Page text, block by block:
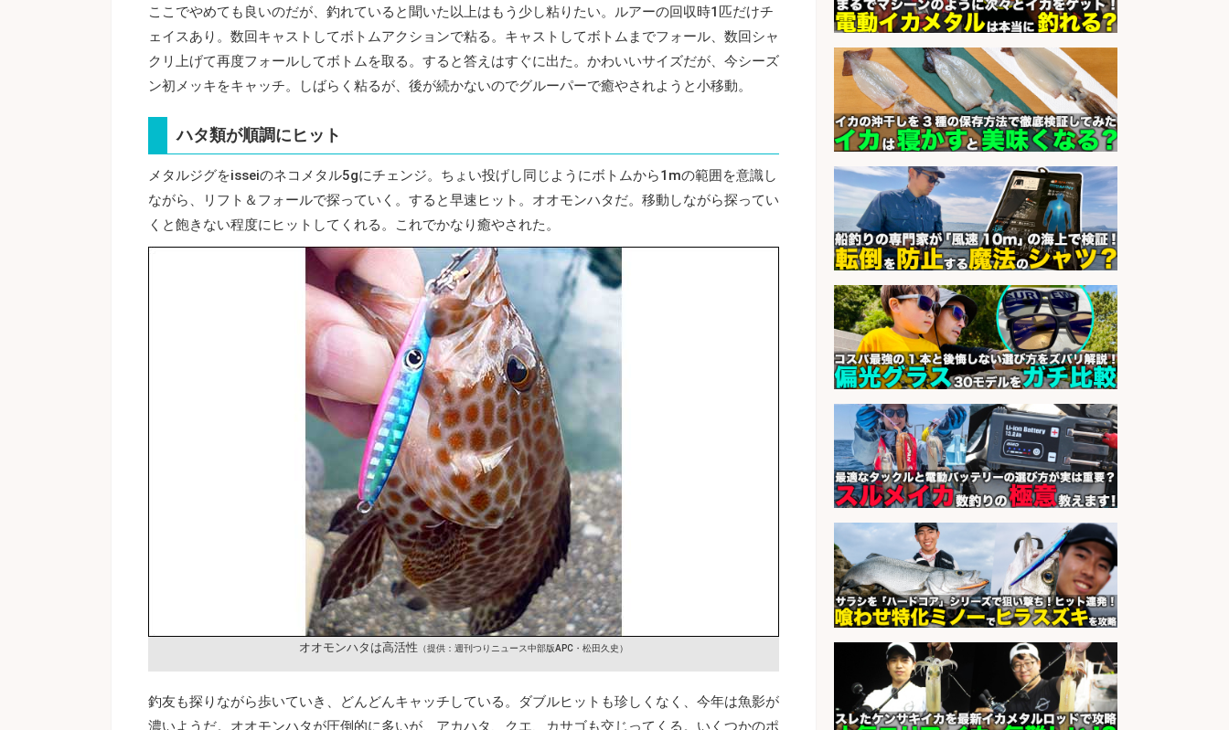
ここでやめても良いのだが、釣れていると聞いた以上はもう少し粘りたい。ルアーの回収時1匹だけチ
ェイスあり。数回キャストしてボトムアクションで粘る。キャストしてボトムまでフォール、数回シャ
クリ上げて再度フォールしてボトムを取る。すると答えはすぐに出た。かわいいサイズだが、今シーズ
ン初メッキをキャッチ。しばらく粘るが、後が続かないのでグルーパーで癒やされようと小移動。
ハタ類が順調にヒット
メタルジグをisseiのネコメタル5gにチェンジ。ちょい投げし同じようにボトムから1mの範囲を意識し
ながら、リフト＆フォールで探っていく。すると早速ヒット。オオモンハタだ。移動しながら探ってい
くと飽きない程度にヒットしてくれる。これでかなり癒やされた。
オオモンハタは高活性 （提供：週刊つりニュース中部版APC・松田久史）
釣友も探りながら歩いていき、どんどんキャッチしている。ダブルヒットも珍しくなく、今年は魚影が
濃いようだ。オオモンハタが圧倒的に多いが、アカハタ、クエ、カサゴも交じってくる。いくつかのポ
sponsored by 求人ボックス
魚のプロとして活躍食を支える「鮮
魚加工・販売スタッフ」
会社名 株式会社一号舘
sponsored by 求人ボックス
コンビニ/広島県/調理なし・軽作業
スタート お魚のパック詰め 品出し/
週4日から勤務OK/希望休が取得で
きる
会社名 株式会社ホットスタッフ五日市
sponsored by 求人ボックス
大手釣り具メーカー 電動リールの機
械設計/NX/44万～
会社名
パーソル エクセル HRパートナ
ーズ株式会社
sponsored by 求人ボックス
さらに求人情報を見る